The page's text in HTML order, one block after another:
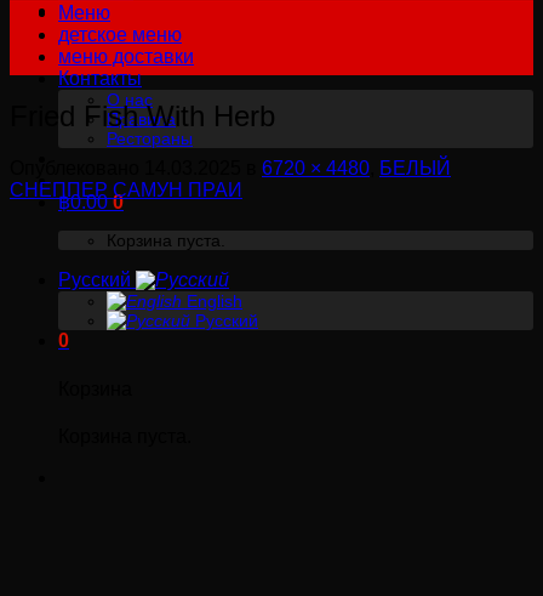
Меню
детское меню
меню доставки
Контакты
О нас
Правила
Рестораны
฿0.00 0
Корзина пуста.
Русский
English
Русский
0
Fried Fish With Herb
6720 × 4480 БЕЛЫЙ
СНЕППЕР САМУН ПРАИ